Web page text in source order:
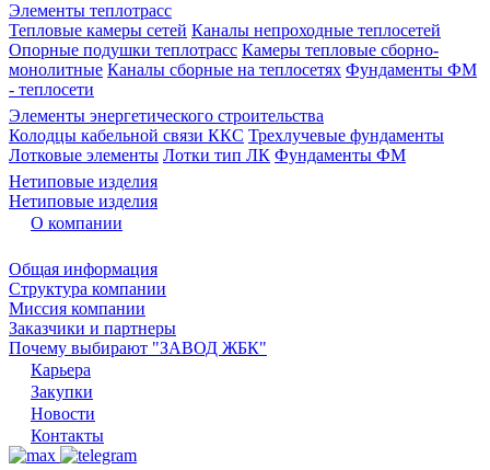
Элементы теплотрасс
Тепловые камеры сетей Каналы непроходные теплосетей
Опорные подушки теплотрасс Камеры тепловые сборно-
монолитные Каналы сборные на теплосетях Фундаменты ФМ
- теплосети
Элементы энергетического строительства
Колодцы кабельной связи ККС Трехлучевые фундаменты
Лотковые элементы Лотки тип ЛК Фундаменты ФМ
Нетиповые изделия
Нетиповые изделия
О компании
Общая информация
Структура компании
Миссия компании
Заказчики и партнеры
Почему выбирают "ЗАВОД ЖБК"
Карьера
Закупки
Новости
Контакты